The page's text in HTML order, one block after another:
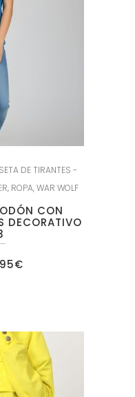
DE TIRANTES -
, ROPA,WAR WOLF
CON
DECORATIVO
€